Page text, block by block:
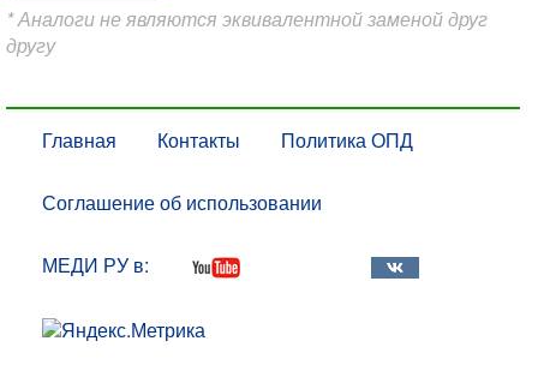
* Аналоги не являются эквивалентной заменой друг
другу
Главная Контакты Политика ОПД
Соглашение об использовании
МЕДИ РУ в: